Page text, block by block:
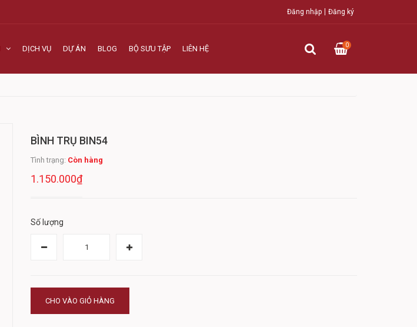
Đăng nhập Đăng ký
DỊCH VỤ DỰ ÁN BLOG BỘ SƯU TẬP LIÊN HỆ 0
BÌNH TRỤ BIN54
Tình trạng: Còn hàng
1.150.000₫
Số lượng
CHO VÀO GIỎ HÀNG